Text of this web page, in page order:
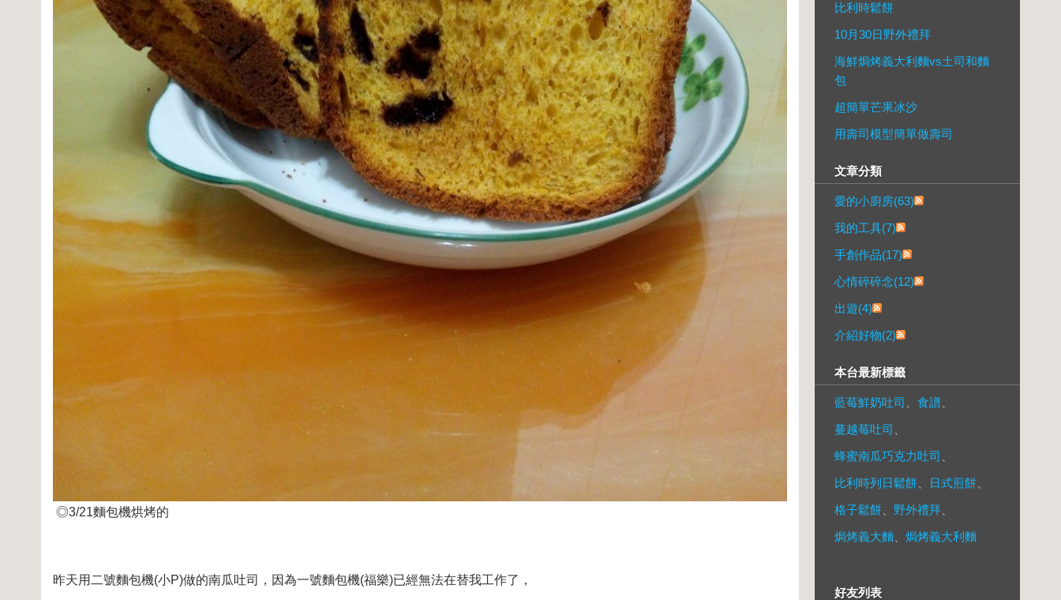
◎3/21麵包機烘烤的
昨天用二號麵包機(小P)做的南瓜吐司，因為一號麵包機(福樂)已經無法在替我工作了，
比利時鬆餅
10月30日野外禮拜
海鮮焗烤義大利麵vs土司和麵
包
超簡單芒果冰沙
用壽司模型簡單做壽司
文章分類
愛的小廚房(63)
我的工具(7)
手創作品(17)
心情碎碎念(12)
出遊(4)
介紹好物(2)
本台最新標籤
藍莓鮮奶吐司 食譜
蔓越莓吐司
蜂蜜南瓜巧克力吐司
比利時列日鬆餅
日式煎餅
格子鬆餅
野外禮拜
焗烤義大麵
焗烤義大利麵
好友列表